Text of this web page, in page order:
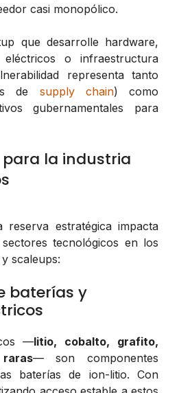
casi monopólico.
que desarrolle hardware,
eléctricos o infraestructura
representa tanto
de supply chain) como
gubernamentales para
la industria
reserva estratégica impacta
tecnológicos en los
scaleups:
baterías y
—litio, cobalto, grafito,
— son componentes
baterías de ion-litio. Con